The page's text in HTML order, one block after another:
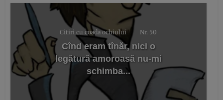
Citiri cu coada ochiului Nr. 50
Cînd eram tînăr, nici o
legătură amoroasă nu-mi
schimba...